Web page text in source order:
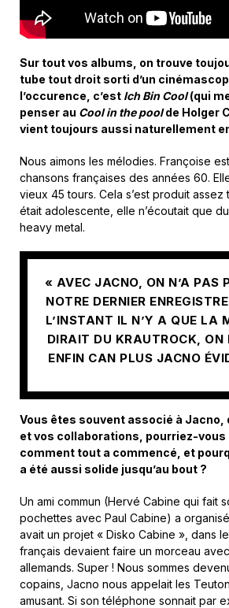
Sur tout vos albums, on trouve
tube tout droit sorti d’un
l’occurence, c’est Ich Bin Cool(qui
penser au Cool in the poolde Holger
vient toujours aussi naturellement
Nous aimons les mélodies. Françoise
chansons françaises des années 60.
vieux 45 tours. Cela s’est produit assez
était adolescente, elle n’écoutait que
heavy metal.
« AVEC JACNO, ON N’A PAS
NOTRE DERNIER
L’INSTANT IL N’Y A QUE LA
DIRAIT DU KRAUTROCK, ON
ENFIN CAN PLUS JACNO
Vous êtes souvent associé à Jacno,
et vos collaborations, pourriez-vous
comment tout a commencé, et
a été aussi solide jusqu’au bout ?
Un ami commun (Hervé Cabine qui fait
pochettes avec Paul Cabine) a
avait un projet « Disko Cabine », dans
français devaient faire un morceau
allemands. Super ! Nous sommes
copains, Jacno nous appelait les
amusant. Si son téléphone sonnait par